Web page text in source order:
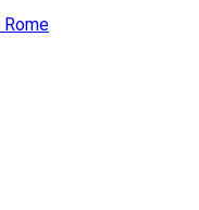
Rome